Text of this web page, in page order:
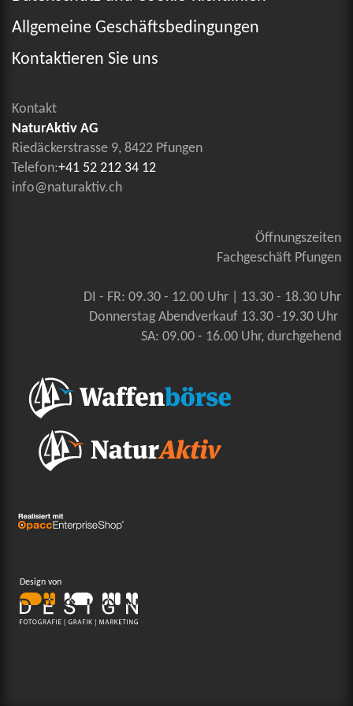
Allgemeine Geschäftsbedingungen
Kontaktieren Sie uns
Kontakt
NaturAktiv AG
Riedäckerstrasse 9, 8422 Pfungen
Telefon:+41 52 212 34 12
info@naturaktiv.ch
Öffnungszeiten
Fachgeschäft Pfungen
DI - FR: 09.30 - 12.00 Uhr | 13.30 - 18.30 Uhr
Donnerstag Abendverkauf 13.30 -19.30 Uhr
SA: 09.00 - 16.00 Uhr, durchgehend
Design von